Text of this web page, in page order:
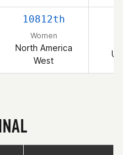
10812th
Women
North America
West